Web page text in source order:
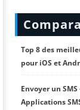
Top 8 des
pour iOS et
Envoyer un
Applications